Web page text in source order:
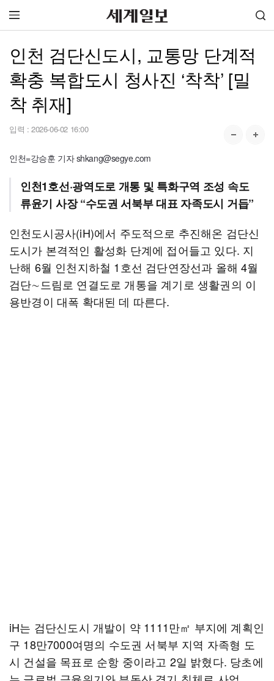
인천 검단신도시, 교통망 단계적
확충 복합도시 청사진 ‘착착’ [밀
착 취재]
입력 : 2026-06-02 16:00
인천=강승훈 기자 shkang@segye.com
인천1호선·광역도로 개통 및 특화구역 조성 속도
류윤기 사장 “수도권 서북부 대표 자족도시 거듭”
인천도시공사(iH)에서 주도적으로 추진해온 검단신
도시가 본격적인 활성화 단계에 접어들고 있다. 지
난해 6월 인천지하철 1호선 검단연장선과 올해 4월
검단∼드림로 연결도로 개통을 계기로 생활권의 이
용반경이 대폭 확대된 데 따른다.
iH는 검단신도시 개발이 약 1111만㎡ 부지에 계획인
구 18만7000여명의 수도권 서북부 지역 자족형 도
시 건설을 목표로 순항 중이라고 2일 밝혔다. 당초에